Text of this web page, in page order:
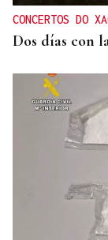
CONCERTOS DO
Dos días con